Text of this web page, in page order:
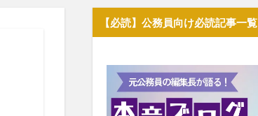
【必読】公務員向け必読記事一覧